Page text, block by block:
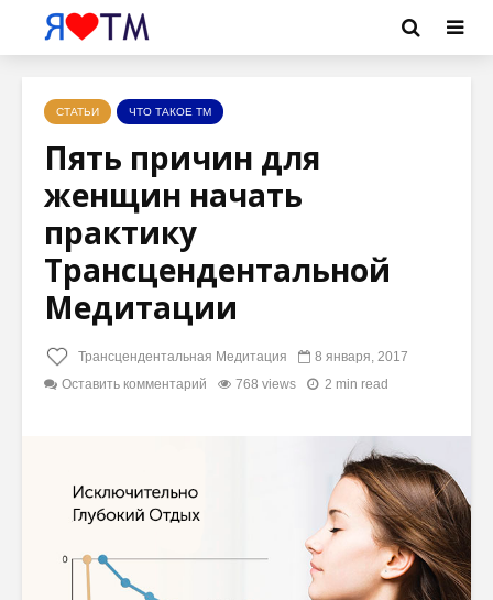
СТАТЬИ ЧТО ТАКОЕ ТМ
Пять причин для
женщин начать
практику
Трансцендентальной
Медитации
Трансцендентальная Медитация
8 января, 2017
Оставить комментарий
768 views 2 min read